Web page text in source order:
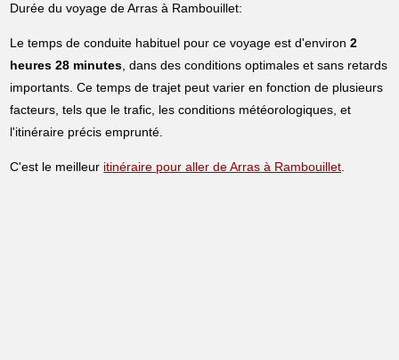
Durée du voyage de Arras à Rambouillet:
Le temps de conduite habituel pour ce voyage est d'environ2
heures 28 minutes, dans des conditions optimales et sans retards
importants. Ce temps de trajet peut varier en fonction de plusieurs
facteurs, tels que le trafic, les conditions météorologiques, et
l'itinéraire précis emprunté.
C'est le meilleur itinéraire pour aller de Arras à Rambouillet.